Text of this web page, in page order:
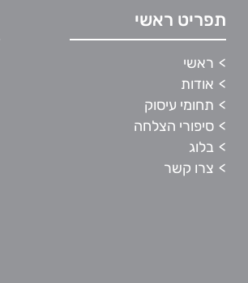
תפריט ראשי
ראשי
אודות
תחומי עיסוק
סיפורי הצלחה
בלוג
צרו קשר